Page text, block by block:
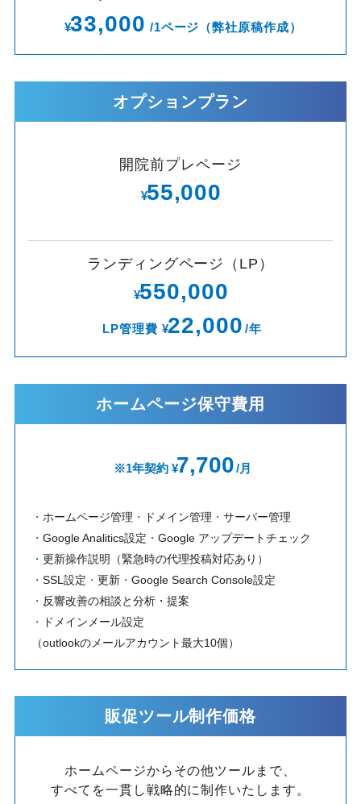
¥33,000 /1ページ（弊社原稿作成）
オプションプラン
開院前プレページ
¥55,000
ランディングページ（LP）
¥550,000
LP管理費 ¥22,000 /年
ホームページ保守費用
※1年契約 ¥7,700/月
ホームページ管理 ・ ドメイン管理 ・ サーバー管理
Google Analitics設定 ・ Google アップデートチェック
更新操作説明（緊急時の代理投稿対応あり）
SSL設定 ・ 更新・ Google Search Console設定
反響改善の相談と分析・提案
ドメインメール設定
（outlookのメールアカウント最大10個）
販促ツール制作価格
ホームページからその他ツールまで、
すべてを一貫し戦略的に制作いたします。